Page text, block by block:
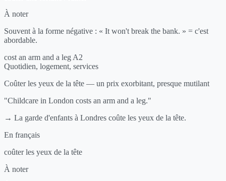
À noter
Souvent à la forme négative : « It won't break the bank. » = c'est
abordable.
cost an arm and a leg A2
Quotidien, logement, services
Coûter les yeux de la tête — un prix exorbitant, presque mutilant
"Childcare in London costs an arm and a leg."
→ La garde d'enfants à Londres coûte les yeux de la tête.
En français
coûter les yeux de la tête
À noter